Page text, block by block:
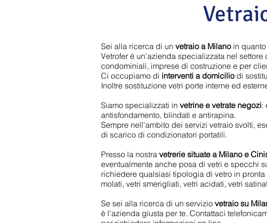
Sei alla ricerca di un vetraio a Milano in
Vetrofer è un'azienda specializzata nel
condominiali, imprese di costruzione e per
Ci occupiamo di interventi a domicilio di
Inoltre sostituzione vetri porte interne ed
Siamo specializzati in vetrine e vetrate negozi:
antisfondamento, blindati e antirapina.
Sempre nell'ambito dei servizi vetraio svolti,
di scarico di condizionatori portatili.
Presso la nostra vetrerie situate a Milano e
eventualmente anche posa di vetri e specchi
richiedere qualsiasi tipologia di vetro in
molati, vetri smerigliati, vetri acidati, vetri
Se sei alla ricerca di un servizio vetraio su
è l'azienda giusta per te. Contattaci